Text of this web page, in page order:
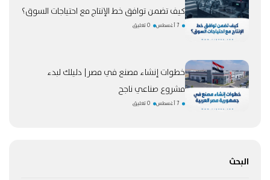
كيف تضمن توافق خط الإنتاج مع احتياجات السوق؟
7 أغسطس 0 تعليق
خطوات إنشاء مصنع في مصر| دليلك لبدء
مشروع صناعي ناجح
7 أغسطس 0 تعليق
البحث